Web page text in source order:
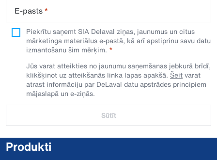
E-pasts*
Piekrītu saņemt SIA Delaval ziņas, jaunumus un citus
mārketinga materiālus e-pastā, kā arī apstiprinu savu datu
izmantošanu šim mērķim.
Jūs varat atteikties no jaunumu saņemšanas jebkurā brīdī,
klikšķinot uz atteikšanās linka lapas apakšā. Šeitvarat
atrast informāciju par DeLaval datu apstrādes principiem
mājaslapā un e-ziņās.
Sūtīt
Produkti